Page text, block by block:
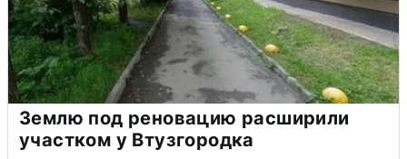
Землю под реновацию расширили
участком у Втузгородка